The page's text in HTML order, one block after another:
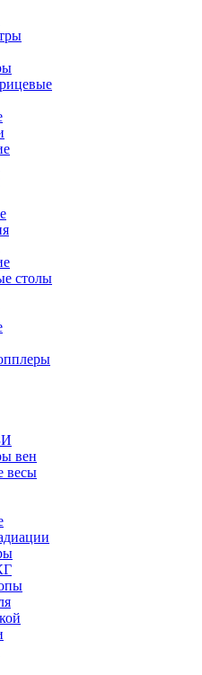
столы
вен
весы